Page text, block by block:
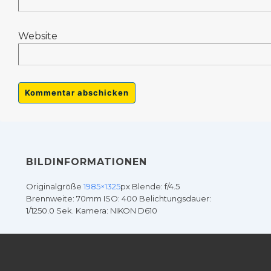
Website
BILDINFORMATIONEN
Originalgröße 1985×1325px Blende: f/4.5
Brennweite: 70mm ISO: 400 Belichtungsdauer:
1/1250.0 Sek. Kamera: NIKON D610